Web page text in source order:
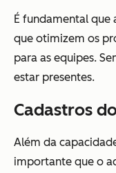
É fundamental que
que otimizem os
para as equipes.
estar presentes.
Cadastros
Além da
importante que o